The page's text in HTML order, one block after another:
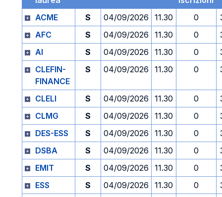
ACME
S 04/09/2026 11.30 0
AFC
S 04/09/2026 11.30 0
AI
S 04/09/2026 11.30 0
CLEFIN-
FINANCE
S 04/09/2026 11.30 0
CLELI S 04/09/2026 11.30 0
CLMG
S 04/09/2026 11.30 0
DES-ESS
S 04/09/2026 11.30 0
DSBA
S 04/09/2026 11.30 0
EMIT
S 04/09/2026 11.30 0
ESS
S 04/09/2026 11.30 0